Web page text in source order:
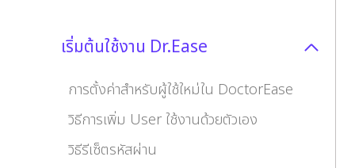
เริ่มต้นใช้งาน Dr.Ease
การตั้งค่าสำหรับผู้ใช้ใหม่ใน DoctorEase
วิธีการเพิ่ม User ใช้งานด้วยตัวเอง
วิธีรีเซ็ตรหัสผ่าน